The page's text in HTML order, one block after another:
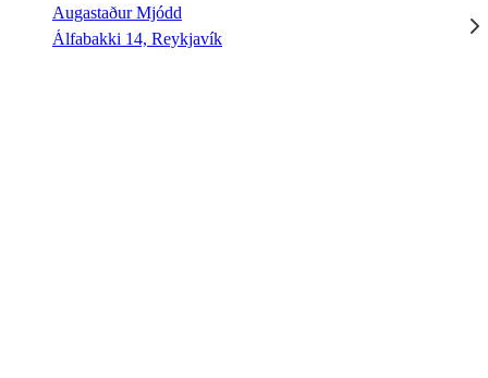
Augastaður Mjódd
Álfabakki 14, Reykjavík